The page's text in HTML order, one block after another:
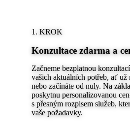
1. KROK
Konzultace zdarma a
Začneme bezplatnou
vašich aktuálních potřeb, ať už
nebo začínáte od nuly. Na
poskytnu personalizovanou
s přesným rozpisem služeb,
vaše požadavky.